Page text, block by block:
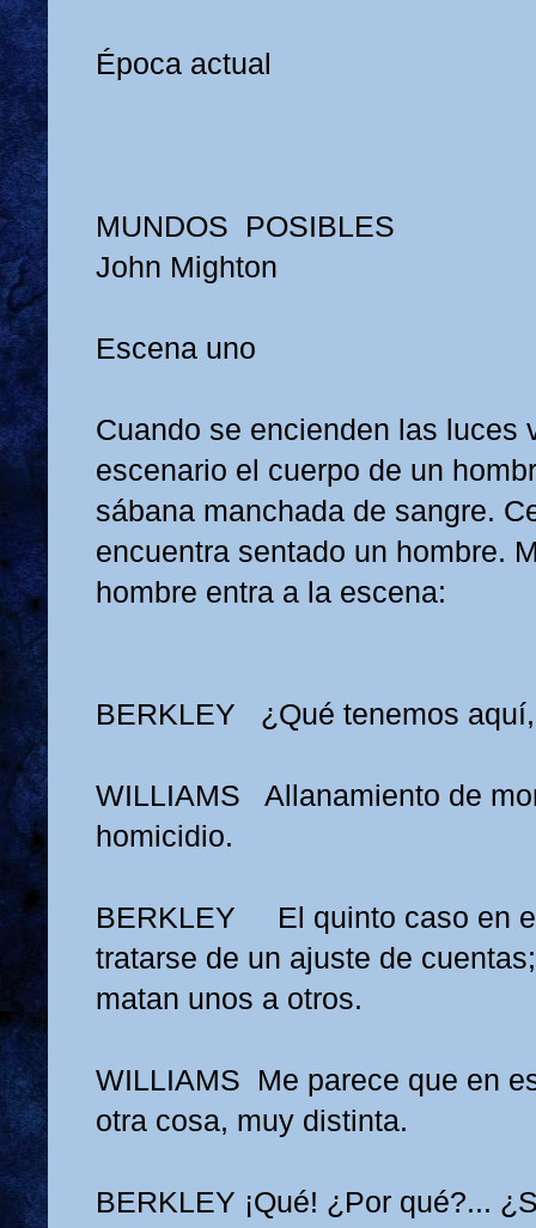
Época actual
MUNDOS POSIBLES
John Mighton
Escena uno
Cuando se encienden las luces
escenario el cuerpo de un
sábana manchada de sangre.
encuentra sentado un hombre.
hombre entra a la escena:
BERKLEY ¿Qué tenemos
WILLIAMS
Allanamiento de
homicidio.
BERKLEY
El quinto caso en
tratarse de un ajuste de
matan unos a otros.
WILLIAMS
Me parece que en
otra cosa, muy distinta.
BERKLEY ¡Qué! ¿Por qué?...